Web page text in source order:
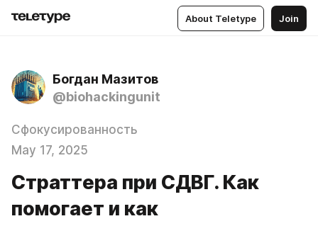
About Teletype Join
Богдан Мазитов
@biohackingunit
Сфокусированность
May 17, 2025
Страттера при СДВГ. Как
помогает и как